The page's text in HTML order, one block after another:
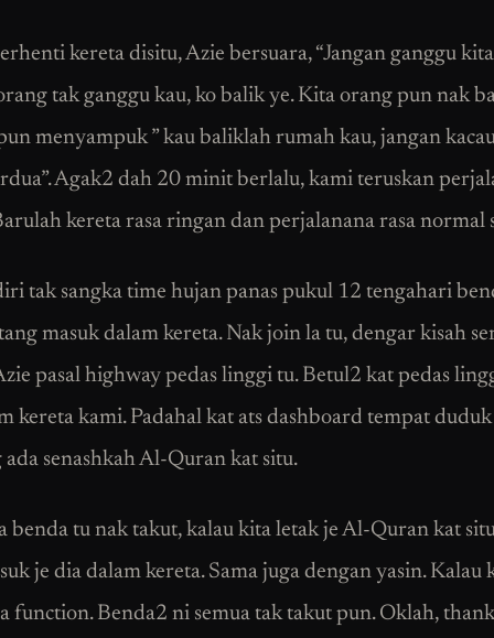
kereta disitu, Azie bersuara, “Jangan ganggu
tak ganggu kau, ko balik ye. Kita orang pun nak
menyampuk ” kau baliklah rumah kau, jangan
Agak2 dah 20 minit berlalu, kami teruskan
kereta rasa ringan dan perjalanana rasa normal
tak sangka time hujan panas pukul 12 tengahari
masuk dalam kereta. Nak join la tu, dengar kisah
pasal highway pedas linggi tu. Betul2 kat pedas
kereta kami. Padahal kat ats dashboard tempat duduk
ada senashkah Al-Quran kat situ.
benda tu nak takut, kalau kita letak je Al-Quran kat
je dia dalam kereta. Sama juga dengan yasin. Kalau
function. Benda2 ni semua tak takut pun. Oklah,